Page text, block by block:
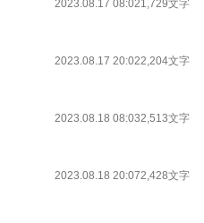
2023.08.17 08:021,729文字
2023.08.17 20:022,204文字
2023.08.18 08:032,513文字
2023.08.18 20:072,428文字